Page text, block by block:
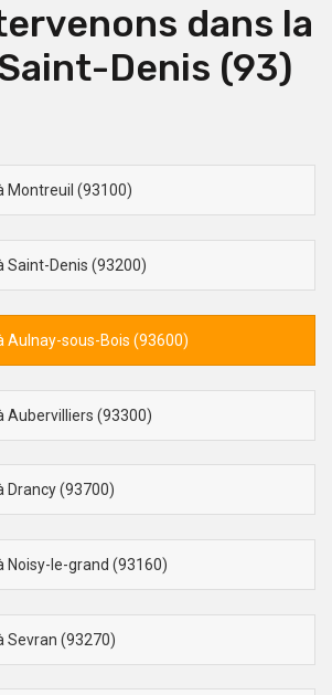
dans la
Denis (93)
Montreuil (93100)
Saint-Denis (93200)
Aulnay-sous-Bois (93600)
Aubervilliers (93300)
Drancy (93700)
Noisy-le-grand (93160)
Sevran (93270)